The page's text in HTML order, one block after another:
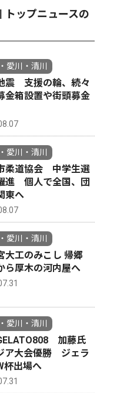
トップニュースの
愛川・清川
震 支援の輪、続々
箱設置や街頭募金
愛川・清川
柔道協会 中学生選
進 個人で全国、団
東へ
愛川・清川
大工のみこし 帰郷
ら厚木の河内屋へ
愛川・清川
加藤氏
ア大会優勝 ジェラ
杯出場へ